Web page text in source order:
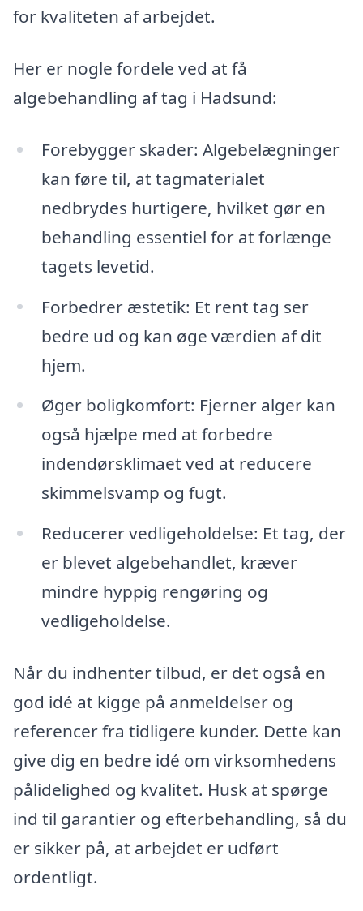
for kvaliteten af arbejdet.
Her er nogle fordele ved at få
algebehandling af tag i Hadsund:
Forebygger skader: Algebelægninger
kan føre til, at tagmaterialet
nedbrydes hurtigere, hvilket gør en
behandling essentiel for at forlænge
tagets levetid.
Forbedrer æstetik: Et rent tag ser
bedre ud og kan øge værdien af dit
hjem.
Øger boligkomfort: Fjerner alger kan
også hjælpe med at forbedre
indendørsklimaet ved at reducere
skimmelsvamp og fugt.
Reducerer vedligeholdelse: Et tag, der
er blevet algebehandlet, kræver
mindre hyppig rengøring og
vedligeholdelse.
Når du indhenter tilbud, er det også en
god idé at kigge på anmeldelser og
referencer fra tidligere kunder. Dette kan
give dig en bedre idé om virksomhedens
pålidelighed og kvalitet. Husk at spørge
ind til garantier og efterbehandling, så du
er sikker på, at arbejdet er udført
ordentligt.